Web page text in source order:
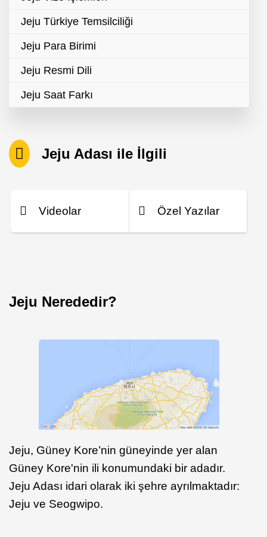
Jeju Türkiye Temsilciliği
Jeju Para Birimi
Jeju Resmi Dili
Jeju Saat Farkı
Jeju Adası ile İlgili
Videolar Özel Yazılar
Jeju Nerededir?
Jeju, Güney Kore’nin güneyinde yer alan
Güney Kore'nin ili konumundaki bir adadır.
Jeju Adası idari olarak iki şehre ayrılmaktadır:
Jeju ve Seogwipo.